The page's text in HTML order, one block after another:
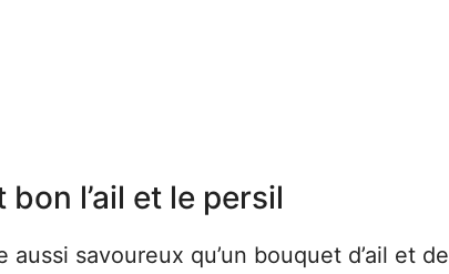
l’ail et le persil
savoureux qu’un bouquet d’ail et de